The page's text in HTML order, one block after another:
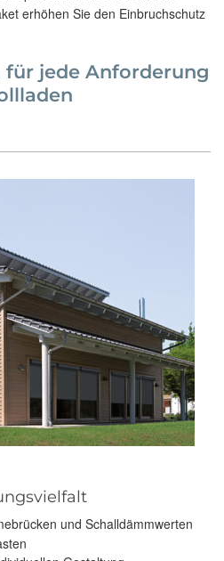
erhöhen Sie den Einbruchschutz
jede Anforderung
und Schalldämmwerten